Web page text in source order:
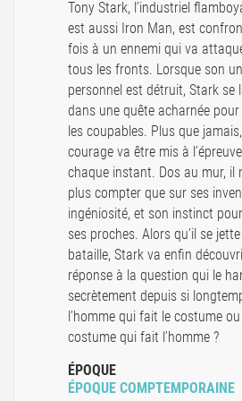
Tony Stark, l’industriel
est aussi Iron Man, est
fois à un ennemi qui va
tous les fronts. Lorsque son
personnel est détruit, Stark se
dans une quête acharnée
les coupables. Plus que
courage va être mis à
chaque instant. Dos au mur, il
plus compter que sur ses
ingéniosité, et son instinct
ses proches. Alors qu’il se
bataille, Stark va enfin
réponse à la question qui le
secrètement depuis si
l’homme qui fait le costume
costume qui fait l’homme ?
ÉPOQUE
ÉPOQUE COMPTEMPORAINE